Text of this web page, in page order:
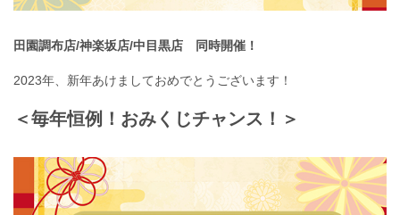
田園調布店/神楽坂店/中目黒店 同時開催！
2023年、新年あけましておめでとうございます！
＜毎年恒例！おみくじチャンス！＞